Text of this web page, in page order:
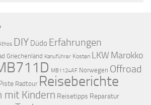
DIY Düdo Erfahrungen
Griechenland Kanuführer Kosten LKW Marokko
MB1124AF Norwegen Offroad
Radtour Reiseberichte
mit Kindern Reisetipps Reparatur